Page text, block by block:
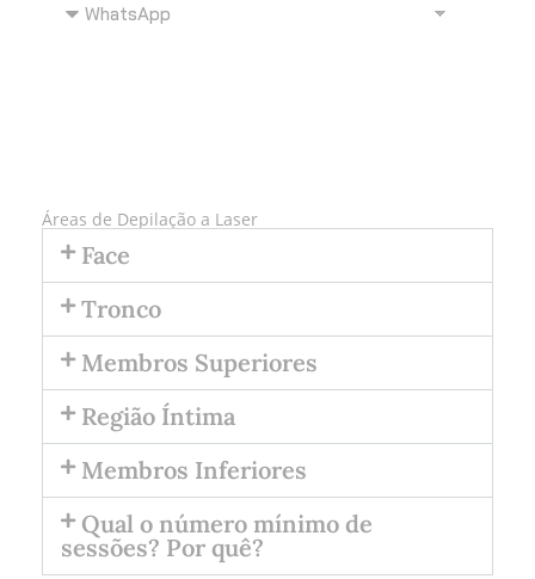
Áreas de Depilação a Laser
Face
Tronco
Membros Superiores
Região Íntima
Membros Inferiores
Qual o número mínimo de
sessões? Por quê?